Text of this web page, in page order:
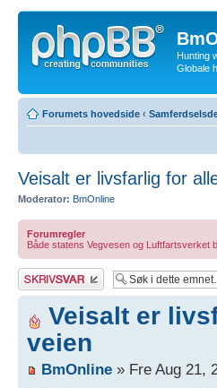
Hunting
Globale
Forumets hovedside ‹
Veisalt er livsfarlig for
Moderator: BmOnline
Forumregler
Både statens Vegvesen og Luftfartsverket
Skriv et svar
Veisalt er
veien
BmOnline » Fre Aug 21,